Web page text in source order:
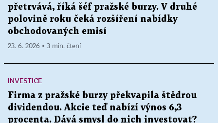
přetrvává, říká šéf pražské burzy. V druhé
polovině roku čeká rozšíření nabídky
obchodovaných emisí
23. 6. 2026 ▪ 3 min. čtení
INVESTICE
Firma z pražské burzy překvapila štědrou
dividendou. Akcie teď nabízí výnos 6,3
procenta. Dává smysl do nich investovat?